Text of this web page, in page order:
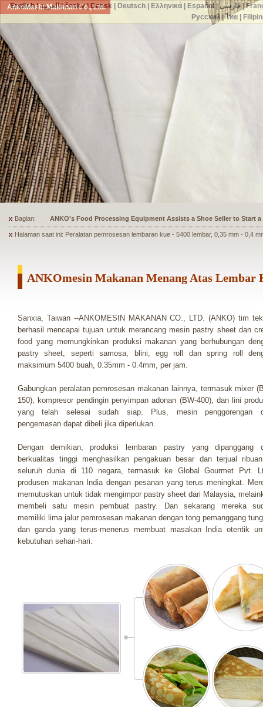
AnkoMesin Makanan Co., Ltd.
Bagian: ANKO's Food Processing Equipment Assists a Shoe Seller to Start
Halaman saat ini: Peralatan pemrosesan lembaran kue - 5400 lembar, 0,35 mm - 0,4
ANKOmesin Makanan Menang Atas Lembar
Sanxia, ​​Taiwan --ANKOMESIN MAKANAN CO., LTD. (ANKO) tim
berhasil mencapai tujuan untuk merancang mesin pastry sheet dan
food yang memungkinkan produksi makanan yang berhubungan
pastry sheet, seperti samosa, blini, egg roll dan spring roll
maksimum 5400 buah, 0.35mm - 0.4mm, per jam.
Gabungkan peralatan pemrosesan makanan lainnya, termasuk mixer
150), kompresor pendingin penyimpan adonan (BW-400), dan lini
yang telah selesai sudah siap. Plus, mesin penggorengan
pengemasan dapat dibeli jika diperlukan.
Dengan demikian, produksi lembaran pastry yang dipanggang
berkualitas tinggi menghasilkan pengakuan besar dan terjual
seluruh dunia di 110 negara, termasuk ke Global Gourmet Pvt.
produsen makanan India dengan pesanan yang terus meningkat.
memutuskan untuk tidak mengimpor pastry sheet dari Malaysia,
membeli satu mesin pembuat pastry. Dan sekarang mereka
memiliki lima jalur pemrosesan makanan dengan tong pemanggang
dan ganda yang terus-menerus membuat masakan India otentik
kebutuhan sehari-hari.
English|العربية|česky| Dansk| Deutsch| Ελληνικά| Español| فارسی|
Русский|ไทย|